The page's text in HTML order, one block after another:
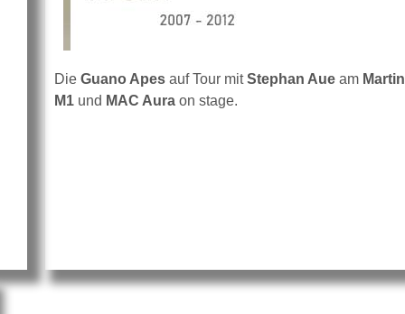
Die Guano Apes auf Tour mitStephan Aue am Martin
M1 und MAC Aura on stage.